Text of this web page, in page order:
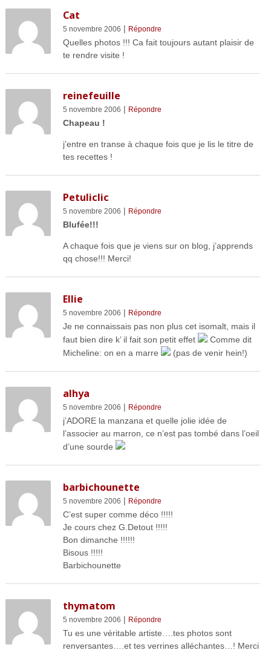
Cat
5 novembre 2006 | Répondre
Quelles photos !!! Ca fait toujours autant plaisir de
te rendre visite !
reinefeuille
5 novembre 2006 | Répondre
Chapeau !
j’entre en transe à chaque fois que je lis le titre de
tes recettes !
Petuliclic
5 novembre 2006 | Répondre
Blufée!!!
A chaque fois que je viens sur on blog, j’apprends
qq chose!!! Merci!
Ellie
5 novembre 2006 | Répondre
Je ne connaissais pas non plus cet isomalt, mais il
faut bien dire k’ il fait son petit effet
Comme dit
Micheline: on en a marre
(pas de venir hein!)
alhya
5 novembre 2006 | Répondre
j’ADORE la manzana et quelle jolie idée de
l’associer au marron, ce n’est pas tombé dans l’oeil
d’une sourde
barbichounette
5 novembre 2006 | Répondre
C’est super comme déco !!!!!
Je cours chez G.Detout !!!!!
Bon dimanche !!!!!!
Bisous !!!!!
Barbichounette
thymatom
5 novembre 2006 | Répondre
Tu es une véritable artiste….tes photos sont
renversantes….et tes verrines alléchantes…! Merci